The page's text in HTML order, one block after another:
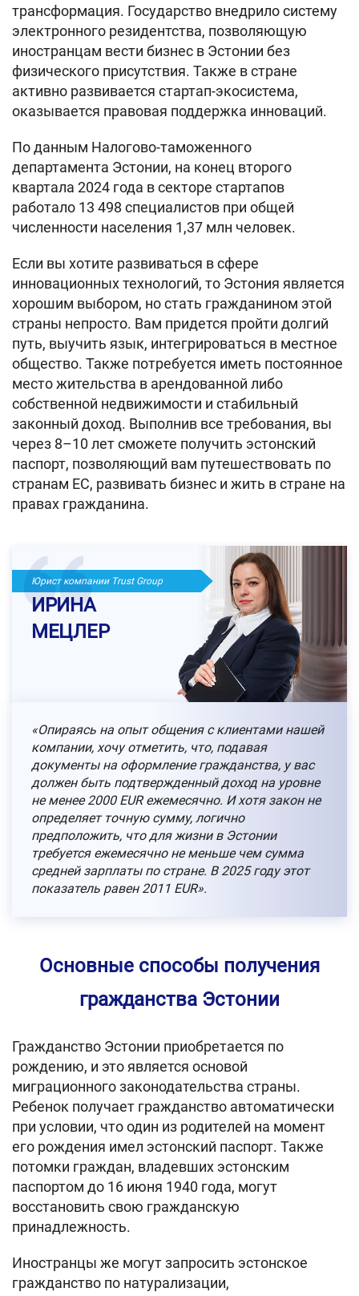
трансформация. Государство внедрило систему
электронного резидентства, позволяющую
иностранцам вести бизнес в Эстонии без
физического присутствия. Также в стране
активно развивается стартап-экосистема,
оказывается правовая поддержка инноваций.
По данным Налогово-таможенного
департамента Эстонии, на конец второго
квартала 2024 года в секторе стартапов
работало 13 498 специалистов при общей
численности населения 1,37 млн человек.
Если вы хотите развиваться в сфере
инновационных технологий, то Эстония является
хорошим выбором, но стать гражданином этой
страны непросто. Вам придется пройти долгий
путь, выучить язык, интегрироваться в местное
общество. Также потребуется иметь постоянное
место жительства в арендованной либо
собственной недвижимости и стабильный
законный доход. Выполнив все требования, вы
через 8–10 лет сможете получить эстонский
паспорт, позволяющий вам путешествовать по
странам ЕС, развивать бизнес и жить в стране на
правах гражданина.
Юрист компании Trust Group
ИРИНА
МЕЦЛЕР
«Опираясь на опыт общения с клиентами нашей
компании, хочу отметить, что, подавая
документы на оформление гражданства, у вас
должен быть подтвержденный доход на уровне
не менее 2000 EUR ежемесячно. И хотя закон не
определяет точную сумму, логично
предположить, что для жизни в Эстонии
требуется ежемесячно не меньше чем сумма
средней зарплаты по стране. В 2025 году этот
показатель равен 2011 EUR».
Основные способы получения
гражданства Эстонии
Гражданство Эстонии приобретается по
рождению, и это является основой
миграционного законодательства страны.
Ребенок получает гражданство автоматически
при условии, что один из родителей на момент
его рождения имел эстонский паспорт. Также
потомки граждан, владевших эстонским
паспортом до 16 июня 1940 года, могут
восстановить свою гражданскую
принадлежность.
Иностранцы же могут запросить эстонское
гражданство по натурализации,